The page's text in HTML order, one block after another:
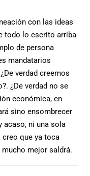
con las ideas
todo lo escrito arriba
de persona
mandatarios
verdad creemos
¿De verdad no se
económica, en
sino ensombrecer
acaso, ni una sola
creo que ya toca
mejor saldrá.